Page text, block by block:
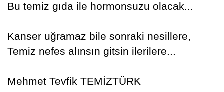
Bu temiz gıda ile hormonsuzu olacak...
Kanser uğramaz bile sonraki nesillere,
Temiz nefes alınsın gitsin ilerilere...
Mehmet Tevfik TEMİZTÜRK